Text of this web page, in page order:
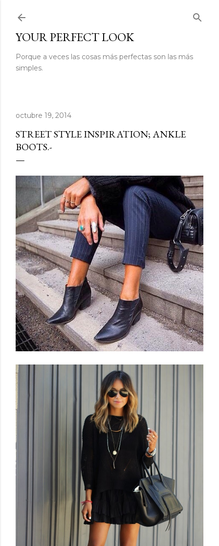
YOUR PERFECT LOOK
Porque a veces las cosas más perfectas son las más
simples.
octubre 19, 2014
STREET STYLE INSPIRATION; ANKLE
BOOTS.-